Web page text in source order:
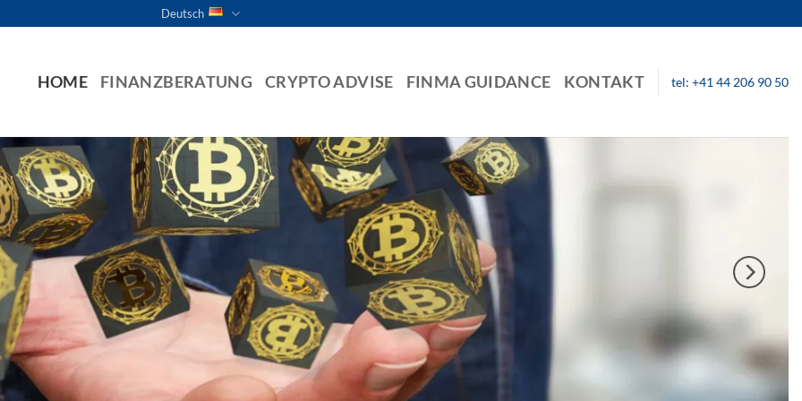
Deutsch
HOME FINANZBERATUNG CRYPTO ADVISE FINMA GUIDANCE KONTAKT tel: +41 44 206 90 50